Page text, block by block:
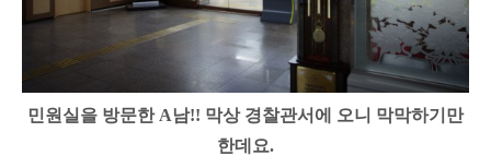
민원실을 방문한 A남!! 막상 경찰관서에 오니 막막하기만
한데요.